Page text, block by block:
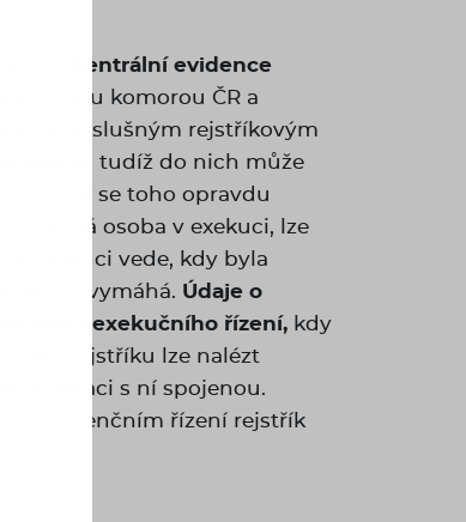
Centrální evidence
komorou ČR a
příslušným rejstříkovým
, tudíž do nich může
A dozví se toho opravdu
dotyčná osoba v exekuci, lze
exekuci vede, kdy byla
se vymáhá. Údaje o
konci exekučního řízení, kdy
rejstříku lze nalézt
s ní spojenou.
insolvenčním řízení rejstřík